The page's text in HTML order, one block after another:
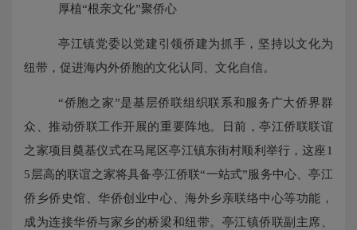
厚植“根亲文化”聚侨心
亭江镇党委以党建引领侨建为抓手，坚持以文化为
纽带，促进海内外侨胞的文化认同、文化自信。
“侨胞之家”是基层侨联组织联系和服务广大侨界群
众、推动侨联工作开展的重要阵地。日前，亭江侨联联谊
之家项目奠基仪式在马尾区亭江镇东街村顺利举行，这座1
5层高的联谊之家将具备亭江侨联“一站式”服务中心、亭江
侨乡侨史馆、华侨创业中心、海外乡亲联络中心等功能，
成为连接华侨与家乡的桥梁和纽带。亭江镇侨联副主席、